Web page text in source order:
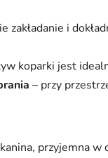
zakładanie i
koparki jest
– przy
przyjemna